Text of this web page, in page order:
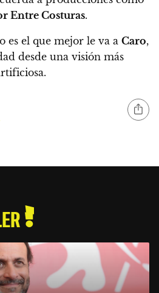
Entre Costuras.
es el que mejor le va a Caro,
desde una visión más